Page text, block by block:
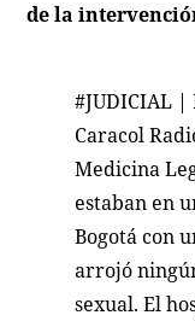
de la
#JUDICIAL |
Caracol
Medicina
estaban en
Bogotá con
arrojó
sexual. El